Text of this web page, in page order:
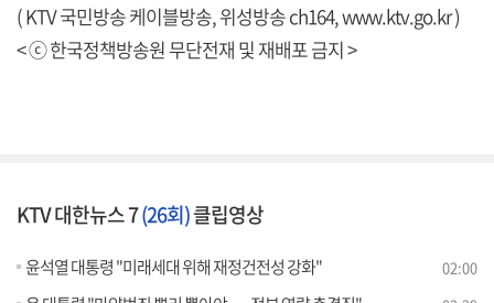
( KTV 국민방송 케이블방송, 위성방송 ch164,www.ktv.go.kr)
< ⓒ 한국정책방송원 무단전재 및 재배포 금지 >
KTV 대한뉴스 7(26회)클립영상
윤석열 대통령 "미래세대 위해 재정건전성 강화" 02:00